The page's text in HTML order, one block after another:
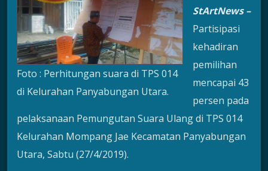
Foto : Perhitungan suara di TPS 014
di Kelurahan Panyabungan Utara.
StArtNews–
Partisipasi
kehadiran
pemilihan
mencapai 43
persen pada
pelaksanaan Pemungutan Suara Ulang di TPS 014
Kelurahan Mompang Jae Kecamatan Panyabungan
Utara, Sabtu (27/4/2019).